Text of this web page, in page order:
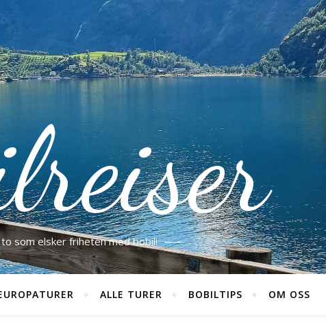
som elsker friheten med bobil!
ALLE TURER BOBILTIPS OM OSS